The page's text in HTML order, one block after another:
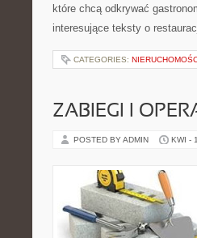
które chcą odkrywać
interesujące teksty o
CATEGORIES:
ZABIEGI I
POSTED BY ADMIN KWI -